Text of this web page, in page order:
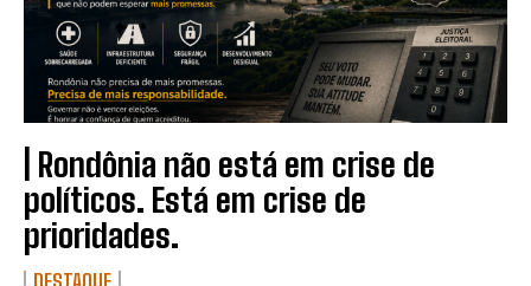
| Rondônia não está em crise de
políticos. Está em crise de
prioridades.